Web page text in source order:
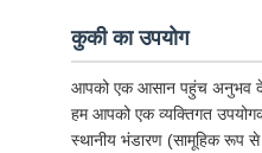
कुकी का उपयोग
आपको एक आसान पहुंच अनुभव देने
हम आपको एक व्यक्तिगत
स्थानीय भंडारण (सामूहिक रूप